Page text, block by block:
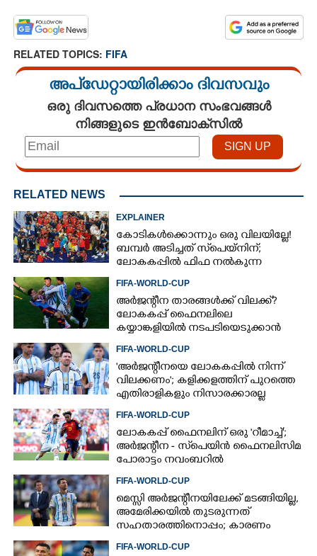
CONTACT US
RELATED TOPICS: FIFA
അപ്ഡേറ്റായിരിക്കാം ദിവസവും
ഒരു ദിവസത്തെ പ്രധാന സംഭവങ്ങൾ
നിങ്ങളുടെ ഇൻബോക്സിൽ
RELATED NEWS
EXPLAINER
കോടികൾക്കൊന്നും ഒരു വിലയില്ലേ!
ബമ്പർ അടിച്ചത് സ്‌പെയ്നിന്;
ലോകകപ്പിൽ ഫിഫ നൽകുന്ന
FIFA-WORLD-CUP
അർജന്റീന താരങ്ങൾക്ക് വിലക്ക്?
ലോകകപ്പ് ഫൈനലിലെ
കയ്യാങ്കളിയിൽ നടപടിയെടുക്കാൻ
ആരോപണങ്ങൾ
FIFA-WORLD-CUP
'അർജന്റീനയെ ലോകകപ്പിൽ നിന്ന്
വിലക്കണം'; കളിക്കളത്തിന് പുറത്തെ
എതിരാളികളും നിസാരക്കാരല്ല
FIFA-WORLD-CUP
ലോകകപ്പ് ഫൈനലിന് ഒരു 'റീമാച്ച്';
അര്‍ജന്റീന - സ്‌പെയിന്‍ ഫൈനലിസിമ
പോരാട്ടം നവംബറില്‍
FIFA-WORLD-CUP
മെസ്സി അര്‍ജന്റീനയിലേക്ക് മടങ്ങിയില്ല,
അമേരിക്കയില്‍ തുടരുന്നത്
സഹതാരത്തിനൊപ്പം; കാരണം
FIFA-WORLD-CUP